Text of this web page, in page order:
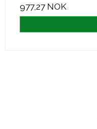
977,27 NOK